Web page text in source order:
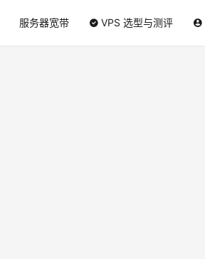
服务器宽带 VPS 选型与测评